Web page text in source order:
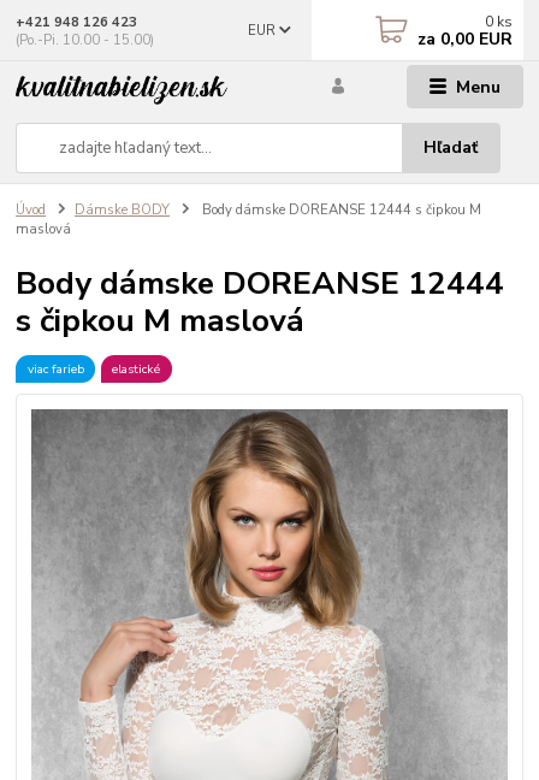
Menu
EUR
Hľadať
+421 948 126 423
(Po.-Pi. 10.00 - 15.00)
0 ks
za 0,00 EUR
Úvod Dámske BODY
Body dámske DOREANSE 12444 s čipkou M
maslová
Body dámske DOREANSE 12444
s čipkou M maslová
viac farieb elastické